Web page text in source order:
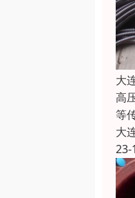
大
高
等
大
23-